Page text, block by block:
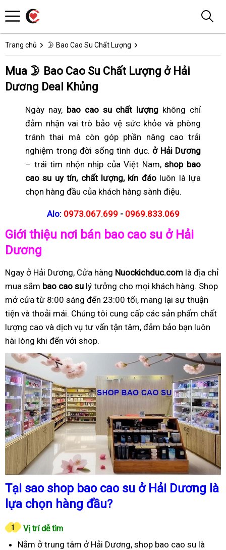
Trang chủ 🌛 Bao Cao Su Chất Lượng
Mua 🌛 Bao Cao Su Chất Lượng ở Hải
Dương Deal Khủng
Ngày nay, bao cao su chất lượng không chỉ
đảm nhận vai trò bảo vệ sức khỏe và phòng
tránh thai mà còn góp phần nâng cao trải
nghiệm trong đời sống tình dục. ở Hải Dương
– trái tim nhộn nhịp của Việt Nam,shop bao
cao su uy tín, chất lượng, kín đáoluôn là lựa
chọn hàng đầu của khách hàng sành điệu.
Alo: 0973.067.699 - 0969.833.069
Giới thiệu nơi bán bao cao su ở Hải
Dương
Ngay ở Hải Dương, Cửa hàng Nuockichduc.com là địa chỉ
mua sắm bao cao su lý tưởng cho mọi khách hàng. Shop
mở cửa từ 8:00 sáng đến 23:00 tối, mang lại sự thuận
tiện và thoải mái. Chúng tôi cung cấp các sản phẩm chất
lượng cao và dịch vụ tư vấn tận tâm, đảm bảo bạn luôn
hài lòng khi đến với shop.
Tại sao shop bao cao su ở Hải Dương là
lựa chọn hàng đầu?
Vị trí dễ tìm
Nằm ở trung tâm ở Hải Dương, shop bao cao su là